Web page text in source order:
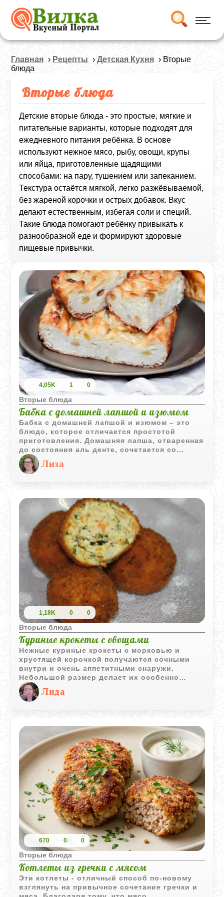
Главная › Рецепты ›Детская Кухня › Вторые
блюда
Вторые блюда
Детские вторые блюда - это простые, мягкие и
питательные варианты, которые подходят для
ежедневного питания ребёнка. В основе
используют нежное мясо, рыбу, овощи, крупы
или яйца, приготовленные щадящими
способами: на пару, тушением или запеканием.
Текстура остаётся мягкой, легко разжёвываемой,
без жареной корочки и острых добавок. Вкус
делают естественным, избегая соли и специй.
Такие блюда помогают ребёнку привыкать к
разнообразной еде и формируют здоровые
пищевые привычки.
4,05K 1 0
Вторые блюда
Бабка с домашней лапшой и изюмом
Бабка с домашней лапшой и изюмом – это
блюдо, которое отличается простотой
приготовления. Домашняя лапша, отваренная
до состояния аль денте, сочетается со
сладким изюмом. При запекании в духовке
бабка обретает золотистую корочку, а
исходящий от неё аромат собирает всех
членов семьи за столом.
Лиза
1,18K 0 0
Вторые блюда
Куриные крокеты с овощами
Нежные куриные крокеты с морковью и
хрустящей корочкой получаются сочными
внутри и очень аппетитными снаружи.
Небольшой размер делает их особенно
удобными для детского стола, перекуса или
семейного ужина.
Лида
670 0 0
Вторые блюда
Котлеты из гречки с мясом
Эти котлеты - отличный способ по-новому
взглянуть на привычное сочетание гречки и